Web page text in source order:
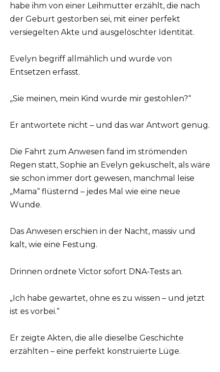
habe ihm von einer Leihmutter erzählt, die nach
der Geburt gestorben sei, mit einer perfekt
versiegelten Akte und ausgelöschter Identität.
Evelyn begriff allmählich und wurde von
Entsetzen erfasst.
„Sie meinen, mein Kind wurde mir gestohlen?“
Er antwortete nicht – und das war Antwort genug.
Die Fahrt zum Anwesen fand im strömenden
Regen statt, Sophie an Evelyn gekuschelt, als wäre
sie schon immer dort gewesen, manchmal leise
„Mama“ flüsternd – jedes Mal wie eine neue
Wunde.
Das Anwesen erschien in der Nacht, massiv und
kalt, wie eine Festung.
Drinnen ordnete Victor sofort DNA-Tests an.
„Ich habe gewartet, ohne es zu wissen – und jetzt
ist es vorbei.“
Er zeigte Akten, die alle dieselbe Geschichte
erzählten – eine perfekt konstruierte Lüge.